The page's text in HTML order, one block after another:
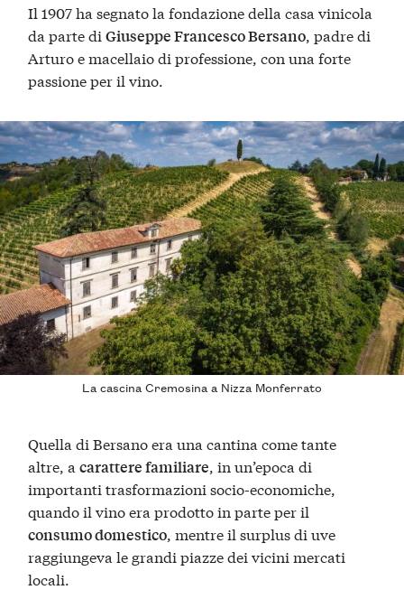
Il 1907 ha segnato la fondazione della casa vinicola
da parte diGiuseppe Francesco Bersano, padre di
Arturo e macellaio di professione, con una forte
passione per il vino.
La cascina Cremosina a Nizza Monferrato
Quella di Bersano era una cantina come tante
altre, acarattere familiare , in un’epoca di
importanti trasformazioni socio-economiche,
quando il vino era prodotto in parte per il
consumo domestico , mentre il surplus di uve
raggiungeva le grandi piazze dei vicini mercati
locali.